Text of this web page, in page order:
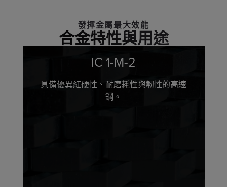
發揮金屬最大效能
合金特性與用途
IC 1-M-2
具備優異紅硬性、耐磨耗性與韌性的高速
鋼。